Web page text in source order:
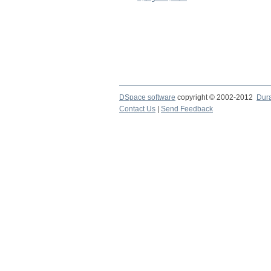
DSpace software copyright © 2002-2012
Contact Us
Send Feedback